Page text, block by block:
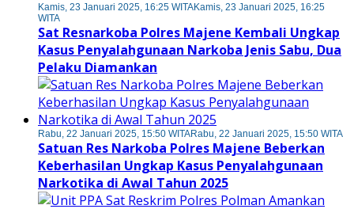
Kamis, 23 Januari 2025, 16:25 WITAKamis, 23 Januari 2025, 16:25
WITA
Sat Resnarkoba Polres Majene Kembali Ungkap
Kasus Penyalahgunaan Narkoba Jenis Sabu, Dua
Pelaku Diamankan
Rabu, 22 Januari 2025, 15:50 WITARabu, 22 Januari 2025, 15:50 WITA
Satuan Res Narkoba Polres Majene Beberkan
Keberhasilan Ungkap Kasus Penyalahgunaan
Narkotika di Awal Tahun 2025